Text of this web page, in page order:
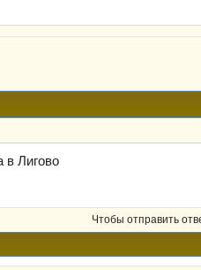
в Лигово
Чтобы отправить